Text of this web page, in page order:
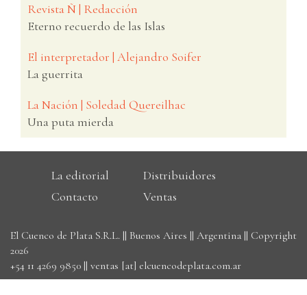
Revista Ñ | Redacción
Eterno recuerdo de las Islas
El interpretador | Alejandro Soifer
La guerrita
La Nación | Soledad Quereilhac
Una puta mierda
La editorial
Distribuidores
Contacto
Ventas
El Cuenco de Plata S.R.L. || Buenos Aires || Argentina || Copyright
2026
+54 11 4269 9850 || ventas [at] elcuencodeplata.com.ar